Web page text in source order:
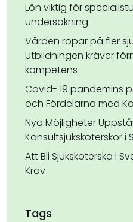
Lön viktig för
undersökning
Vården ropar på fler
Utbildningen kräver
kompetens
Covid- 19 pandemins
och Fördelarna med
Nya Möjligheter
Konsultsjuksköterskor i
Att Bli Sjuksköterska i
Krav
Tags